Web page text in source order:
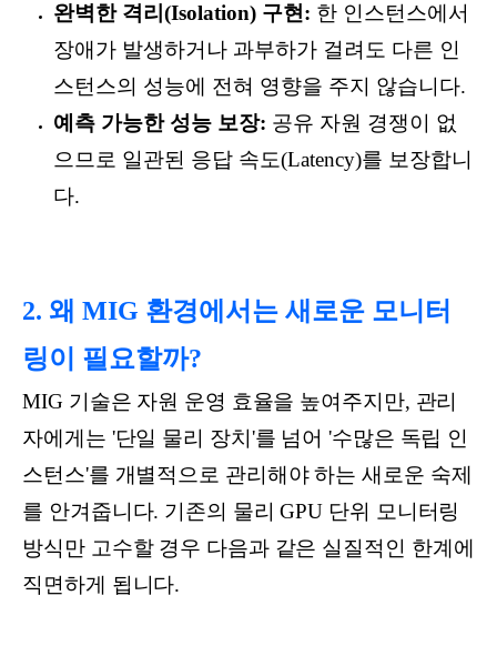
완벽한 격리(Isolation) 구현: 한 인스턴스에서
장애가 발생하거나 과부하가 걸려도 다른 인
스턴스의 성능에 전혀 영향을 주지 않습니다.
예측 가능한 성능 보장: 공유 자원 경쟁이 없
으므로 일관된 응답 속도(Latency)를 보장합니
다.
2. 왜 MIG 환경에서는 새로운 모니터
링이 필요할까?
MIG 기술은 자원 운영 효율을 높여주지만, 관리
자에게는 '단일 물리 장치'를 넘어 '수많은 독립 인
스턴스'를 개별적으로 관리해야 하는 새로운 숙제
를 안겨줍니다. 기존의 물리 GPU 단위 모니터링
방식만 고수할 경우 다음과 같은 실질적인 한계에
직면하게 됩니다.